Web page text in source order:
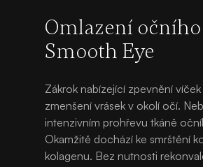
Omlazení
Smooth Eye
Zákrok nabízející zpevnění
zmenšení vrásek v okolí očí.
intenzivním prohřevu tkáně
Okamžitě dochází ke smrštění
kolagenu. Bez nutnosti